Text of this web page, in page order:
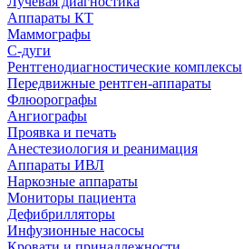
Аппараты КТ
Маммографы
С-дуги
Рентгенодиагностические комплексы
Передвижные рентген-аппараты
Флюорографы
Ангиографы
Проявка и печать
Анестезиология и реанимация
Аппараты ИВЛ
Наркозные аппараты
Мониторы пациента
Дефибрилляторы
Инфузионные насосы